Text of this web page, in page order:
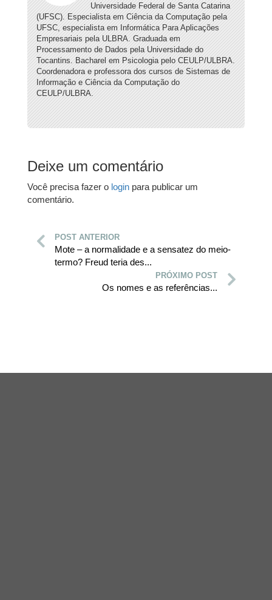
Universidade Federal de Santa Catarina
(UFSC). Especialista em Ciência da Computação pela
UFSC, especialista em Informática Para Aplicações
Empresariais pela ULBRA. Graduada em
Processamento de Dados pela Universidade do
Tocantins. Bacharel em Psicologia pelo CEULP/ULBRA.
Coordenadora e professora dos cursos de Sistemas de
Informação e Ciência da Computação do
CEULP/ULBRA.
Deixe um comentário
Você precisa fazer o login para publicar um
comentário.
POST ANTERIOR
Mote – a normalidade e a sensatez do meio-
termo? Freud teria des...
PRÓXIMO POST
Os nomes e as referências...